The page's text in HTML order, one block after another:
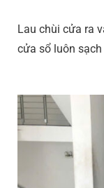
Lau chùi cửa ra
cửa sổ luôn